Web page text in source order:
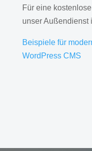
Für eine
unser Außendienst
Beispiele für
WordPress CMS